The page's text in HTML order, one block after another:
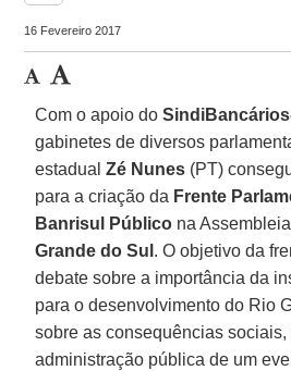
16 Fevereiro 2017
Com o apoio do
gabinetes de diversos
estadual Zé Nunes (PT)
para a criação da Frente
Banrisul Público na
Grande do Sul . O objetivo da
debate sobre a importância da
para o desenvolvimento do Rio
sobre as consequências
administração pública de um